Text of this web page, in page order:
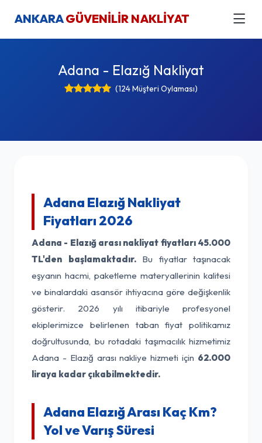
ANKARAGÜVENİLİR NAKLİYAT
Adana - Elazığ Nakliyat
(124 Müşteri Oylaması)
Adana Elazığ Nakliyat
Fiyatları 2026
Adana - Elazığ arası nakliyat fiyatları 45.000
TL'den başlamaktadır.Bu fiyatlar taşınacak
eşyanın hacmi, paketleme materyallerinin kalitesi
ve binalardaki asansör ihtiyacına göre değişkenlik
gösterir. 2026 yılı itibariyle profesyonel
ekiplerimizce belirlenen taban fiyat politikamız
doğrultusunda, bu rotadaki taşımacılık hizmetimiz
Adana - Elazığ arası nakliye hizmeti için 62.000
liraya kadar çıkabilmektedir.
Adana Elazığ Arası Kaç Km?
Yol ve Varış Süresi